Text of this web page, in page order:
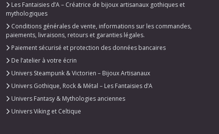
Les Fantaisies d’A – Créatrice de bijoux artisanaux gothiques et
mythologiques
Conditions générales de vente, informations sur les commandes,
paiements, livraisons, retours et garanties légales.
Paiement sécurisé et protection des données bancaires
De l’atelier à votre écrin
Univers Steampunk & Victorien – Bijoux Artisanaux
Univers Gothique, Rock & Métal – Les Fantaisies d’A
Univers Fantasy & Mythologies anciennes
Univers Viking et Celtique